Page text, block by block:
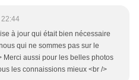
à jour qui était bien nécessaire
qui ne sommes pas sur le
Merci aussi pour les belles photos
les connaissions mieux <br />